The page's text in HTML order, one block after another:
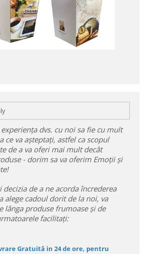
dvs. cu noi sa fie cu mult
ce va așteptați, astfel ca scopul
de a va oferi mai mult decât
- dorim sa va oferim Emoții și
decizia de a ne acorda încrederea
alege cadoul dorit de la noi, va
lânga produse frumoase și de
facilitați:
Gratuită in 24 de ore, pentru